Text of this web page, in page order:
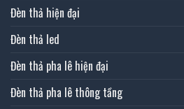
Đèn thả hiện đại
Đèn thả led
Đèn thả pha lê hiện đại
Đèn thả pha lê thông tầng